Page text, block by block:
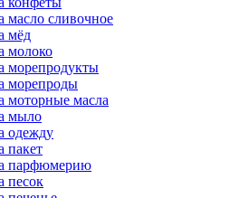
масло сливочное
мёд
молоко
морепродукты
морепроды
моторные масла
мыло
одежду
пакет
парфюмерию
песок